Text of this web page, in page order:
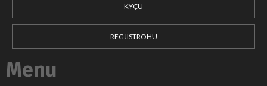
KYÇU
REGJISTROHU
Menu